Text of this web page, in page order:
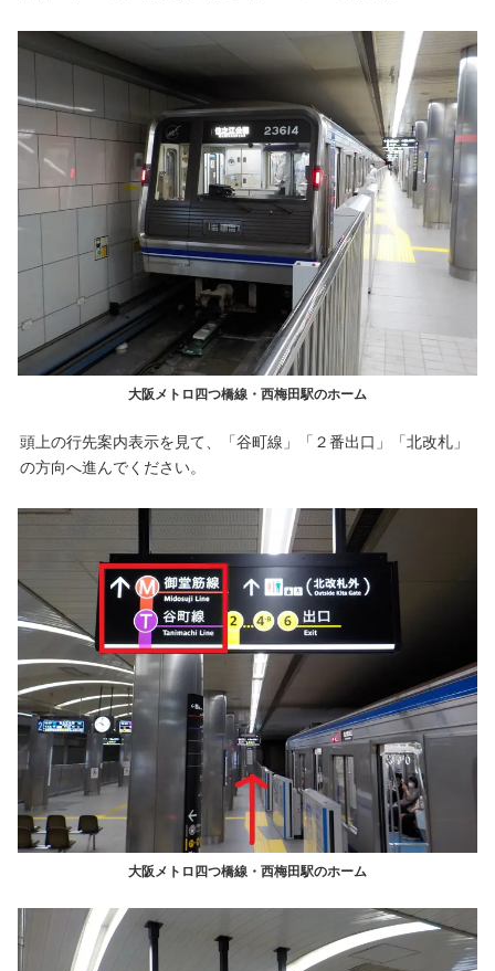
大阪メトロ四つ橋線・西梅田駅のホーム
頭上の行先案内表示を見て、「谷町線」「２番出口」「北改札」
の方向へ進んでください。
大阪メトロ四つ橋線・西梅田駅のホーム